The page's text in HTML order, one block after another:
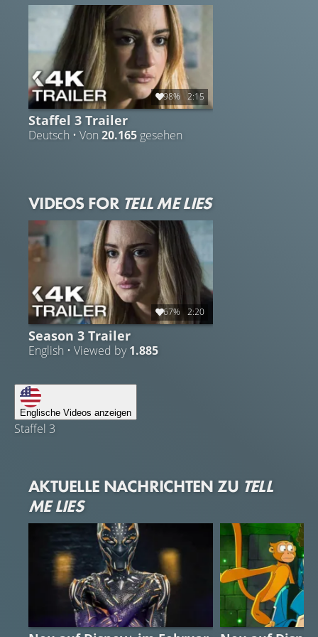
wird Folgen haben, die sie sich nie hätten vorstellen
können.
98% 2:15
Staffel 3 Trailer
Deutsch • Von 20.165 gesehen
VIDEOS FOR TELL ME LIES
67% 2:20
Season 3 Trailer
English • Viewed by1.885
Englische Videos anzeigen
Staffel 3
AKTUELLE NACHRICHTEN ZU TELL
ME LIES
STREAMING GUIDE STREAMING